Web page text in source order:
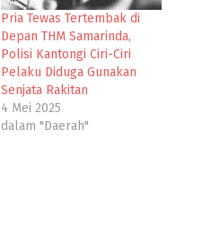
Pria Tewas Tertembak di
Depan THM Samarinda,
Polisi Kantongi Ciri-Ciri
Pelaku Diduga Gunakan
Senjata Rakitan
4 Mei 2025
dalam "Daerah"